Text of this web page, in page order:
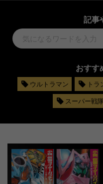
記事
おすす
ウルトラマン ト
スーパー戦隊